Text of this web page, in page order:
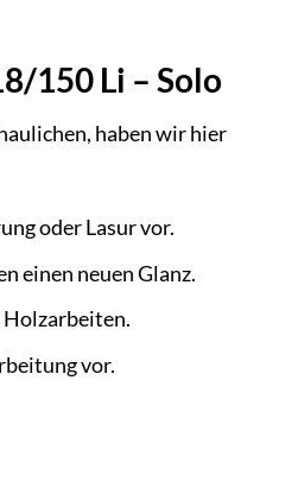
150 Li – Solo
haben wir hier
oder Lasur vor.
einen neuen Glanz.
Holzarbeiten.
vor.